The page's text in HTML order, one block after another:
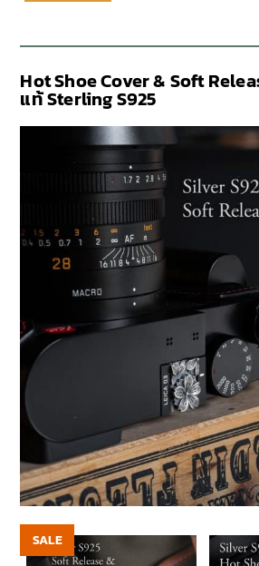
Hot Shoe Cover & Soft
แท้ Sterling S925
SALE